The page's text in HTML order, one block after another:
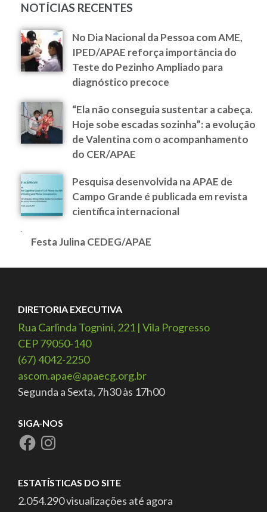
NOTÍCIAS RECENTES
No Dia Nacional da Pessoa com AME,
IPED/APAE reforça importância do
Teste do Pezinho Ampliado para
diagnóstico precoce
“Ela não conseguia sustentar a cabeça.
Hoje sobe escadas sozinha”: a evolução
de Valentina com o acompanhamento
do CER/APAE
Pesquisa desenvolvida na APAE de
Campo Grande é publicada em revista
científica internacional
Festa Julina CEDEG/APAE
DIRETORIA EXECUTIVA
Rua Carlinda Tognini, 221 | Vila Progresso
CEP 79050-140
(67) 4042-2250
ascom.apae@apaecg.org.br
Segunda a Sexta, 7h30 às 17h00
SIGA-NOS
ESTATÍSTICAS DO SITE
2.054.290 visualizações até agora